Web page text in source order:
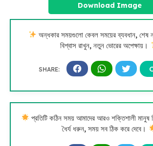
Download Image
অন্ধকার সময়গুলো কেবল সময়ের ব্যবধান, শেষ
বিশ্বাস রাখুন, নতুন ভোরের অপেক্ষায়।
প্রতিটি কঠিন সময় আমাদের আরও শক্তিশালী মানুষ
ধৈর্য ধরুন, সময় সব ঠিক করে দেবে।